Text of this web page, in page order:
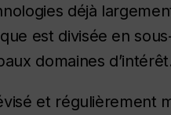
déjà
est divisée en
domaines
et régulièrement